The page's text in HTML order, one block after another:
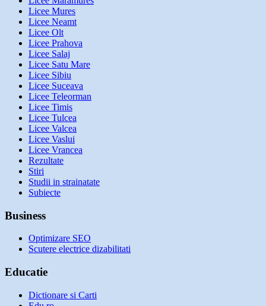
Licee Mures
Licee Neamt
Licee Olt
Licee Prahova
Licee Salaj
Licee Satu Mare
Licee Sibiu
Licee Suceava
Licee Teleorman
Licee Timis
Licee Tulcea
Licee Valcea
Licee Vaslui
Licee Vrancea
Rezultate
Stiri
Studii in strainatate
Subiecte
Business
Optimizare SEO
Scutere electrice dizabilitati
Educatie
Dictionare si Carti